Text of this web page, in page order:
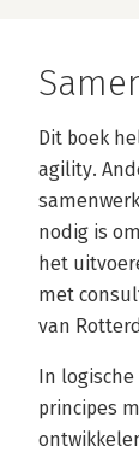
Dit boek
agility.
nodig is
het
met
van
In
principes